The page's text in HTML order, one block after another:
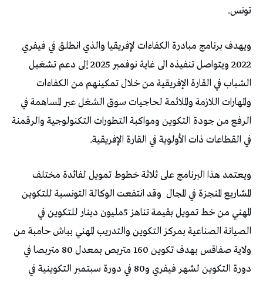
تونس.
ويهدف برنامج مبادرة الكفاءات لإفريقيا والذي انطلق في فيفري
2022 ويتواصل تنفيذه الى غاية نوفمبر 2025 إلى دعم تشغيل
الشباب في القارة الإفريقية من خلال تمكينهم من الكفاءات
والمهارات اللازمة والملائمة لحاجيات سوق الشغل عبر المساهمة في
الرفع من جودة التكوين ومواكبة التطورات التكنولوجية والرقمنة
في القطاعات ذات الأولوية في القارة الإفريقية.
ويعتمد هذا البرنامج على ثلاثة خطوط تمويل لفائدة مختلف
المشاريع المنجزة في المجال وقد انتفعت الوكالة التونسية للتكوين
المهني من خط تمويل بقيمة تناهز 5مليون دينار للتكوين في
الصيانة الصناعية بمركز التكوين والتدريب المهني بباش حامبة من
ولاية صفاقس بهدف تكوين 160 متربص بمعدل 80 متربصا في
دورة التكوين لشهر فيفري و80 في دورة سبتمبر التكوينية في